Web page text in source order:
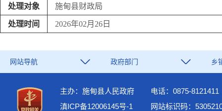
处理对象 施甸县财政局
处理时间 2026年02月26日
网站导航 政府部门 乡
主办：施甸县人民政府
电话：0875-8121411
滇ICP备12006145号-1
网站标识码：